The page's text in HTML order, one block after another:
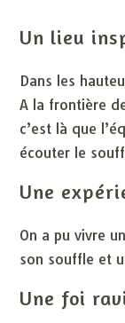
Un lieu
Dans les
A la frontière
c’est là que
écouter le
Une
On a pu vivre
son souffle et
Une foi